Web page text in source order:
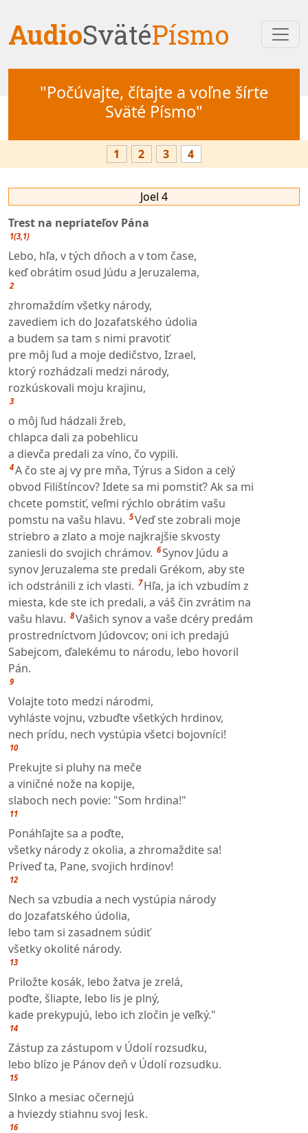
AudioSvätéPísmo
"Počúvajte, čítajte a voľne šírte
Sväté Písmo"
1 2 3 4
Joel 4
Trest na nepriateľov Pána
1(3,1)
Lebo, hľa, v tých dňoch a v tom čase,
keď obrátim osud Júdu a Jeruzalema,
2
zhromaždím všetky národy,
zavediem ich do Jozafatského údolia
a budem sa tam s nimi pravotiť
pre môj ľud a moje dedičstvo, Izrael,
ktorý rozhádzali medzi národy,
rozkúskovali moju krajinu,
3
o môj ľud hádzali žreb,
chlapca dali za pobehlicu
a dievča predali za víno, čo vypili.
4A čo ste aj vy pre mňa, Týrus a Sidon a celý
obvod Filištíncov? Idete sa mi pomstiť? Ak sa mi
chcete pomstiť, veľmi rýchlo obrátim vašu
pomstu na vašu hlavu. 5Veď ste zobrali moje
striebro a zlato a moje najkrajšie skvosty
zaniesli do svojich chrámov. 6Synov Júdu a
synov Jeruzalema ste predali Grékom, aby ste
ich odstránili z ich vlasti. 7 Hľa, ja ich vzbudím z
miesta, kde ste ich predali, a váš čin zvrátim na
vašu hlavu. 8Vašich synov a vaše dcéry predám
prostredníctvom Júdovcov; oni ich predajú
Sabejcom, ďalekému to národu, lebo hovoril
Pán.
9
Volajte toto medzi národmi,
vyhláste vojnu, vzbuďte všetkých hrdinov,
nech prídu, nech vystúpia všetci bojovníci!
10
Prekujte si pluhy na meče
a viničné nože na kopije,
slaboch nech povie: "Som hrdina!"
11
Ponáhľajte sa a poďte,
všetky národy z okolia, a zhromaždite sa!
Priveď ta, Pane, svojich hrdinov!
12
Nech sa vzbudia a nech vystúpia národy
do Jozafatského údolia,
lebo tam si zasadnem súdiť
všetky okolité národy.
13
Priložte kosák, lebo žatva je zrelá,
poďte, šliapte, lebo lis je plný,
kade prekypujú, lebo ich zločin je veľký."
14
Zástup za zástupom v Údolí rozsudku,
lebo blízo je Pánov deň v Údolí rozsudku.
15
Slnko a mesiac očernejú
a hviezdy stiahnu svoj lesk.
16